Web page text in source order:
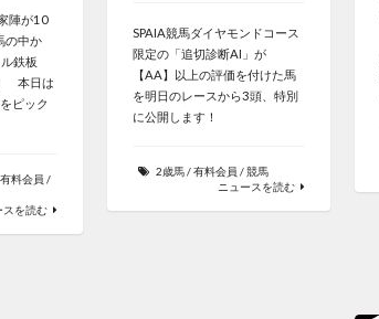
陣が10
の中か
鉄板
本日は
ピック
有料会員 /
スを読む
SPAIA競馬ダイヤモンドコース
限定の「追切診断AI」が
【AA】以上の評価を付けた馬
を明日のレースから3頭、特別
に公開します！
2歳馬/有料会員 /競馬
ニュースを読む